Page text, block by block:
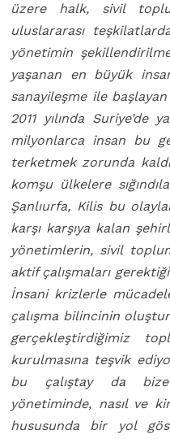
üzere halk, sivil
uluslararası
yönetimin
yaşanan en büyük
sanayileşme ile
2011 yılında Suriye’de
milyonlarca insan bu
terketmek zorunda
komşu ülkelere
Şanlıurfa, Kilis bu
karşı karşıya kalan
yönetimlerin, sivil
aktifçalışmaları
İnsani krizlerle
çalışma bilincinin
gerçekleştirdiğimiz
kurulmasına teşvik
bu çalıştay da
yönetiminde, nasıl ve
hususunda bir yol gö